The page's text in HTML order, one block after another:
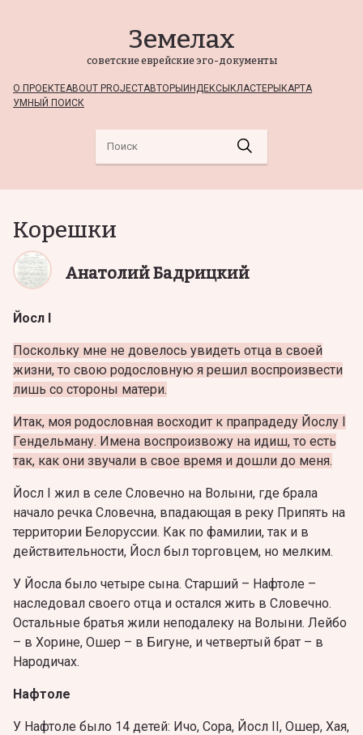
Земелах
советские еврейские эго-документы
О ПРОЕКТЕABOUT PROJECTАВТОРЫ ИНДЕКСЫ КЛАСТЕРЫ КАРТА
УМНЫЙ ПОИСК
Корешки
Анатолий Бадрицкий
Йосл I
Поскольку мне не довелось увидеть отца в своей
жизни, то свою родословную я решил воспроизвести
лишь со стороны матери.
Итак, моя родословная восходит к прапрадеду Йослу I
Гендельману. Имена воспроизвожу на идиш, то есть
так, как они звучали в свое время и дошли до меня.
Йосл I жил в селе Словечно на Волыни, где брала
начало речка Словечна, впадающая в реку Припять на
территории Белоруссии. Как по фамилии, так и в
действительности, Йосл был торговцем, но мелким.
У Йосла было четыре сына. Старший – Нафтоле –
наследовал своего отца и остался жить в Словечно.
Остальные братья жили неподалеку на Волыни. Лейбо
– в Хорине, Ошер – в Бигуне, и четвертый брат – в
Народичах.
Нафтоле
У Нафтоле было 14 детей: Ичо, Сора, Йосл II, Ошер, Хая,